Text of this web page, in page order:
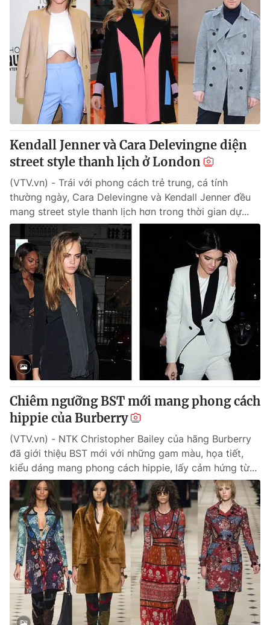
Kendall Jenner và Cara Delevingne diện
street style thanh lịch ở London
(VTV.vn) - Trái với phong cách trẻ trung, cá tính
thường ngày, Cara Delevingne và Kendall Jenner đều
mang street style thanh lịch hơn trong thời gian dự...
Chiêm ngưỡng BST mới mang phong cách
hippie của Burberry
(VTV.vn) - NTK Christopher Bailey của hãng Burberry
đã giới thiệu BST mới với những gam màu, họa tiết,
kiểu dáng mang phong cách hippie, lấy cảm hứng từ...